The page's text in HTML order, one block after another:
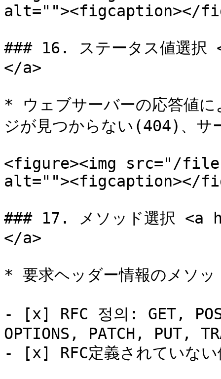
alt=""><figcaption></
### 16. ステータス値選
</a>
* ウェブサーバーの応答値
ジが見つからない(404)、
<figure><img src="/files/
alt=""><figcaption></
### 17. メソッド選択
</a>
* 要求ヘッダー情報のメソッ
- [x] RFC 정의: GET,
OPTIONS, PATCH, PUT,
- [x] RFC定義されていない